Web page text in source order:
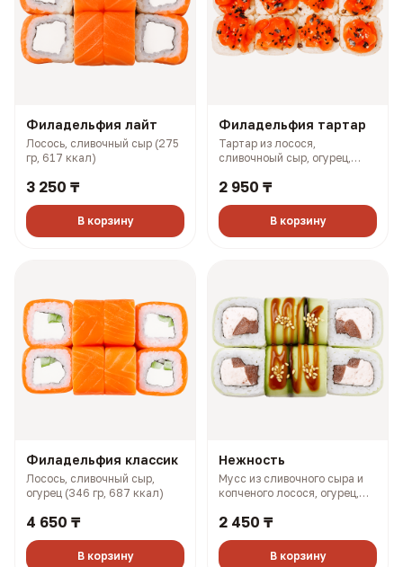
Филадельфия лайт
Лосось, сливочный сыр (275
гр, 617 ккал)
3 250 ₸
В корзину
Филадельфия тартар
Тартар из лосося,
сливочноый сыр, огурец,
ккал)
2 950 ₸
В корзину
Филадельфия классик
Лосось, сливочный сыр,
огурец (346 гр, 687 ккал)
4 650 ₸
В корзину
Нежность
Мусс из сливочного сыра и
копченого лосося, огурец,
376 ккал)
2 450 ₸
В корзину